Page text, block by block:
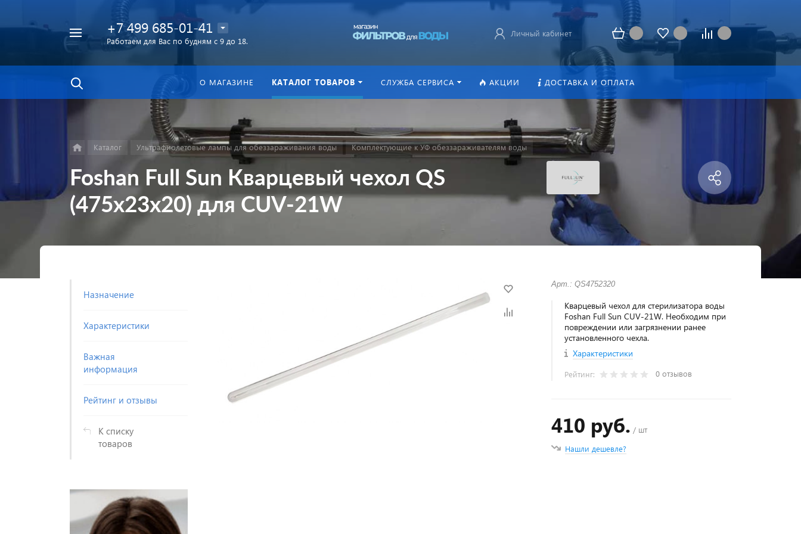
в каталоге
Найти
+7 499 685-01-41
Работаем для Вас по будням с 9 до 18.
Личный кабинет
О МАГАЗИНЕ КАТАЛОГ ТОВАРОВ СЛУЖБА СЕРВИСА АКЦИИ ДОСТАВКА И ОПЛАТА
Каталог Ультрафиолетовые лампы для обеззараживания воды Комплектующие к УФ обеззараживателям воды
Foshan Full Sun Кварцевый чехол QS
(475x23x20) для CUV-21W
Назначение
Характеристики
Важная
информация
Рейтинг и отзывы
К списку
товаров
Арт.: QS4752320
Кварцевый чехол для стерилизатора воды
Foshan Full Sun CUV-21W. Необходим при
повреждении или загрязнении ранее
установленного чехла.
Характеристики
Рейтинг: 0 отзывов
410 руб. / шт
Нашли дешевле?